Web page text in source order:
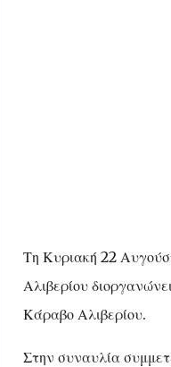
Τη Κυριακή 22
Αλιβερίου
Κάραβο Αλιβερίου.
Στην συναυλία